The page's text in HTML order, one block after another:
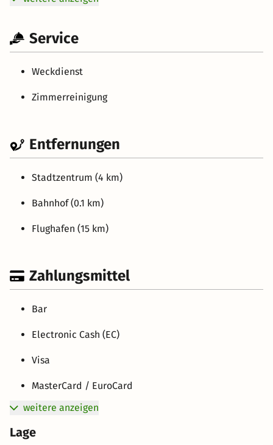
Service
Weckdienst
Zimmerreinigung
Entfernungen
Stadtzentrum (4 km)
Bahnhof (0.1 km)
Flughafen (15 km)
Zahlungsmittel
Bar
Electronic Cash (EC)
Visa
MasterCard / EuroCard
weitere anzeigen
Lage